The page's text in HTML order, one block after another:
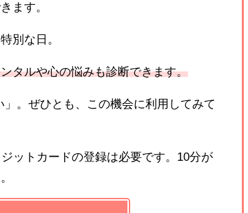
ます。
別な日。
タルや心の悩みも診断できます。
。ぜひとも、この機会に利用してみて
ットカードの登録は必要です。10分が